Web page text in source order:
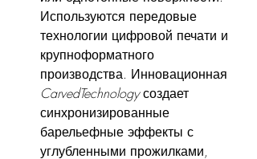
Используются передовые
технологии цифровой печати и
крупноформатного
производства. Инновационная
CarvedTechnology создает
синхронизированные
барельефные эффекты с
углубленными прожилками,